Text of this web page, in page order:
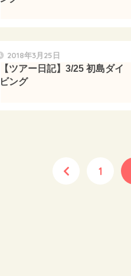
2018年3月25日
【ツアー日記】3/25 初島ダイ
ビング
1